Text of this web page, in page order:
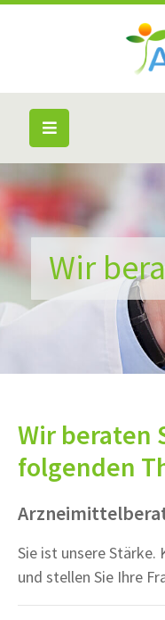
Wir
Wir beraten
folgenden
Sie ist unsere Stärke.
und stellen Sie Ihre